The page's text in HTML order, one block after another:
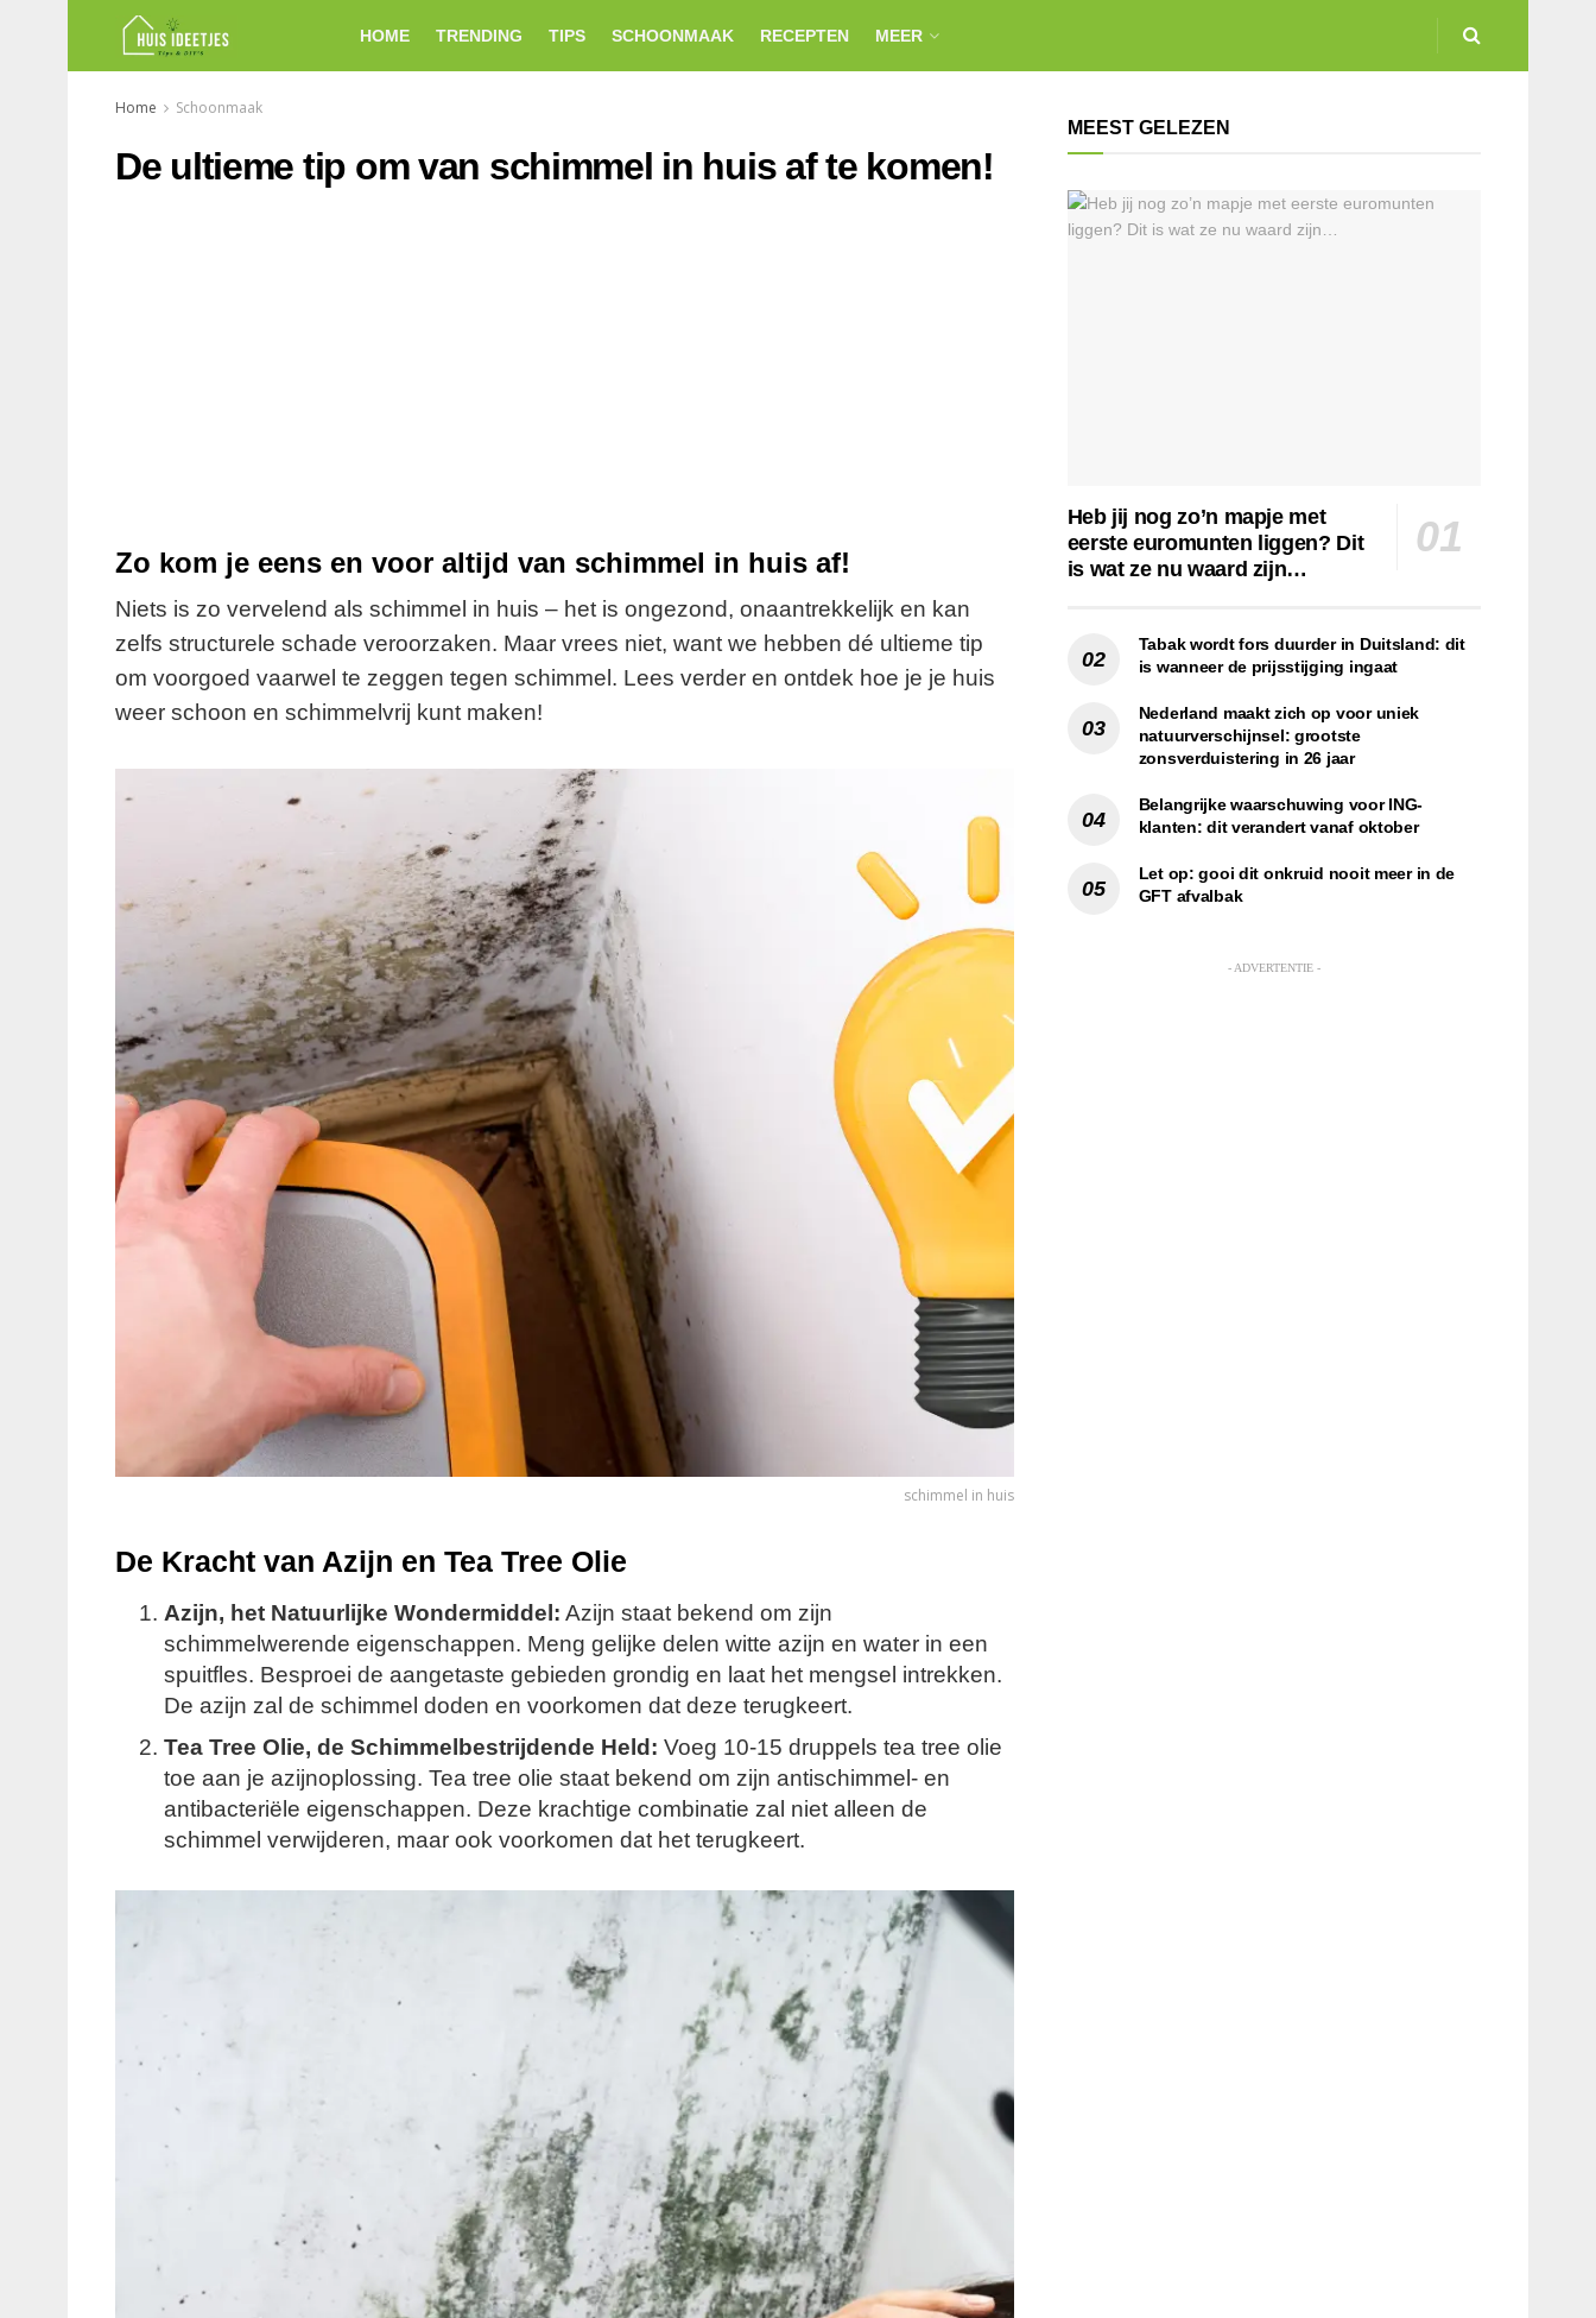
HOME TRENDING TIPS SCHOONMAAK RECEPTEN MEER
Home Schoonmaak
De ultieme tip om van schimmel in huis af te komen!
Zo kom je eens en voor altijd van schimmel in huis af!
Niets is zo vervelend als schimmel in huis – het is ongezond, onaantrekkelijk en kan
zelfs structurele schade veroorzaken. Maar vrees niet, want we hebben dé ultieme tip
om voorgoed vaarwel te zeggen tegen schimmel. Lees verder en ontdek hoe je je huis
weer schoon en schimmelvrij kunt maken!
schimmel in huis
De Kracht van Azijn en Tea Tree Olie
Azijn, het Natuurlijke Wondermiddel: Azijn staat bekend om zijn
schimmelwerende eigenschappen. Meng gelijke delen witte azijn en water in een
spuitfles. Besproei de aangetaste gebieden grondig en laat het mengsel intrekken.
De azijn zal de schimmel doden en voorkomen dat deze terugkeert.
Tea Tree Olie, de Schimmelbestrijdende Held: Voeg 10-15 druppels tea tree olie
toe aan je azijnoplossing. Tea tree olie staat bekend om zijn antischimmel- en
antibacteriële eigenschappen. Deze krachtige combinatie zal niet alleen de
schimmel verwijderen, maar ook voorkomen dat het terugkeert.
MEEST GELEZEN
Heb jij nog zo’n mapje met
eerste euromunten liggen? Dit
is wat ze nu waard zijn…
Tabak wordt fors duurder in Duitsland: dit
is wanneer de prijsstijging ingaat
Nederland maakt zich op voor uniek
natuurverschijnsel: grootste
zonsverduistering in 26 jaar
Belangrijke waarschuwing voor ING-
klanten: dit verandert vanaf oktober
Let op: gooi dit onkruid nooit meer in de
GFT afvalbak
- ADVERTENTIE -